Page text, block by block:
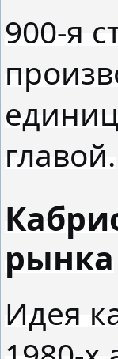
900-я
главой.
рынка
Идея